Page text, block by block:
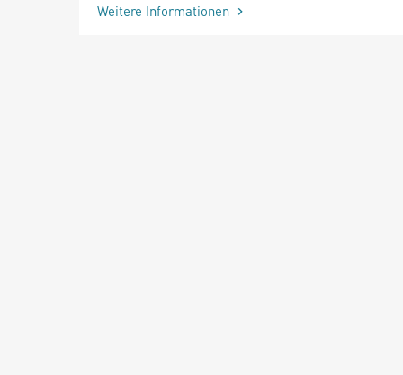
Weitere Informationen